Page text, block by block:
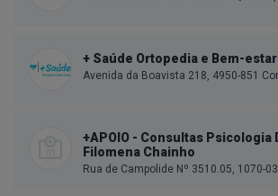
+ Saúde Ortopedia e Bem-estar
Avenida da Boavista 218, 4950-851
+APOIO - Consultas Psicologia
Filomena Chainho
Rua de Campolide Nº 3510.05, 1070-